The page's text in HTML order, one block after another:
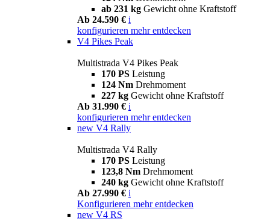
ab 231 kg Gewicht ohne Kraftstoff
Ab 24.590 € i
konfigurieren mehr entdecken
V4 Pikes Peak
Multistrada V4 Pikes Peak
170 PS Leistung
124 Nm Drehmoment
227 kg Gewicht ohne Kraftstoff
Ab 31.990 € i
konfigurieren mehr entdecken
new V4 Rally
Multistrada V4 Rally
170 PS Leistung
123,8 Nm Drehmoment
240 kg Gewicht ohne Kraftstoff
Ab 27.990 € i
Konfigurieren mehr entdecken
new V4 RS